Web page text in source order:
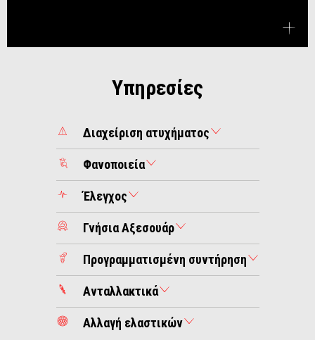
Υπηρεσίες
Διαχείριση ατυχήματος
Φανοποιεία
Έλεγχος
Γνήσια Αξεσουάρ
Προγραμματισμένη συντήρηση
Ανταλλακτικά
Αλλαγή ελαστικών